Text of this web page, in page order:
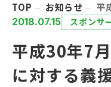
TOP お知らせ 平
2018.07.15 スポンサ
平成30年7
に対する義